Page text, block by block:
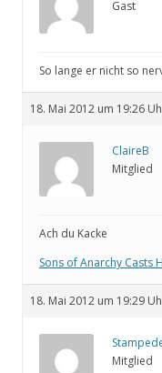
Gast
So lange er nicht so
18. Mai 2012 um 19:26
ClaireB
Mitglied
Ach du Kacke
Sons of Anarchy Casts
18. Mai 2012 um 19:29
Mitglied